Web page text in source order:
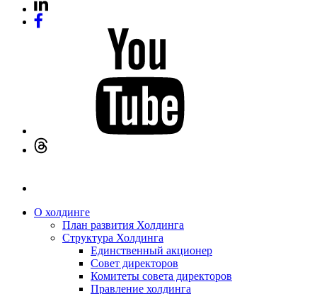
О холдинге
План развития Холдинга
Структура Холдинга
Единственный акционер
Совет директоров
Комитеты совета директоров
Правление холдинга